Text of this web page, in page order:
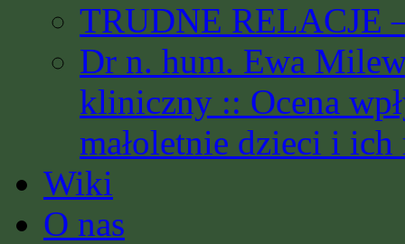
TRUDNE RELACJE
Dr n. hum. Ewa
kliniczny :: Ocena
małoletnie dzieci i
Wiki
O nas